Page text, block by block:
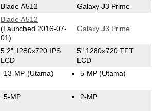
Blade A512 Galaxy J3 Prime
Blade A512
(Launched 2016-07-
01)
Galaxy J3 Prime
5.2" 1280x720 IPS
LCD
5" 1280x720 TFT
LCD
13-MP (Utama) 5-MP (Utama)
5-MP 2-MP